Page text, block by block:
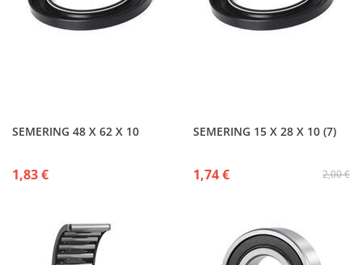
SEMERING 48 X 62 X 10
1,83 €
SEMERING 15 X 28 X 10 (7)
2,00 €
1,74 €